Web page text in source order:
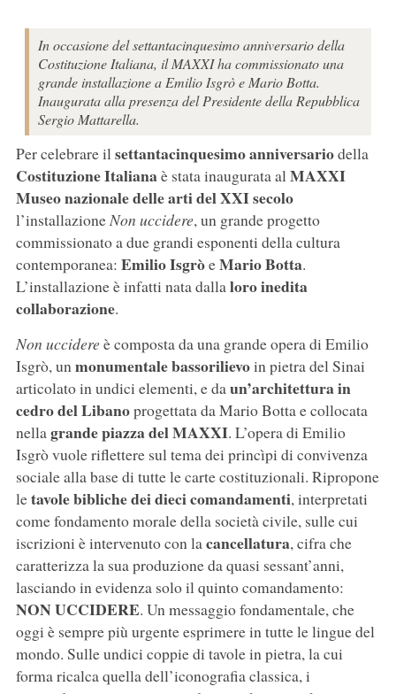
In occasione del settantacinquesimo anniversario della
Costituzione Italiana, il MAXXI ha commissionato una
grande installazione a Emilio Isgrò e Mario Botta.
Inaugurata alla presenza del Presidente della Repubblica
Sergio Mattarella.
Per celebrare ilsettantacinquesimo anniversariodella
Costituzione Italianaè stata inaugurata alMAXXI
Museo nazionale delle arti del XXI secolo
l’installazioneNon uccidere, un grande progetto
commissionato a due grandi esponenti della cultura
contemporanea: Emilio IsgròeMario Botta.
L’installazione è infatti nata dallaloro inedita
collaborazione.
Non uccidereè composta da una grande opera di Emilio
Isgrò, unmonumentale bassorilievoin pietra del Sinai
articolato in undici elementi, e daun’architettura in
cedro del Libanoprogettata da Mario Botta e collocata
nellagrande piazza del MAXXI. L’opera di Emilio
Isgrò vuole riflettere sul tema dei princìpi di convivenza
sociale alla base di tutte le carte costituzionali. Ripropone
letavole bibliche dei dieci comandamenti, interpretati
come fondamento morale della società civile, sulle cui
iscrizioni è intervenuto con lacancellatura, cifra che
caratterizza la sua produzione da quasi sessant’anni,
lasciando in evidenza solo il quinto comandamento:
NON UCCIDERE. Un messaggio fondamentale, che
oggi è sempre più urgente esprimere in tutte le lingue del
mondo. Sulle undici coppie di tavole in pietra, la cui
forma ricalca quella dell’iconografia classica, i